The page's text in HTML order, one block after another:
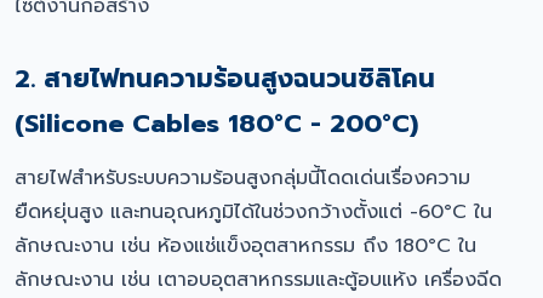
ไซต์งานก่อสร้าง
2. สายไฟทนความร้อนสูงฉนวนซิลิโคน
(Silicone Cables 180°C - 200°C)
สายไฟสำหรับระบบความร้อนสูงกลุ่มนี้โดดเด่นเรื่องความ
ยืดหยุ่นสูง และทนอุณหภูมิได้ในช่วงกว้างตั้งแต่ -60°C ใน
ลักษณะงาน เช่น ห้องแช่แข็งอุตสาหกรรม ถึง 180°C ใน
ลักษณะงาน เช่น เตาอบอุตสาหกรรมและตู้อบแห้ง เครื่องฉีด